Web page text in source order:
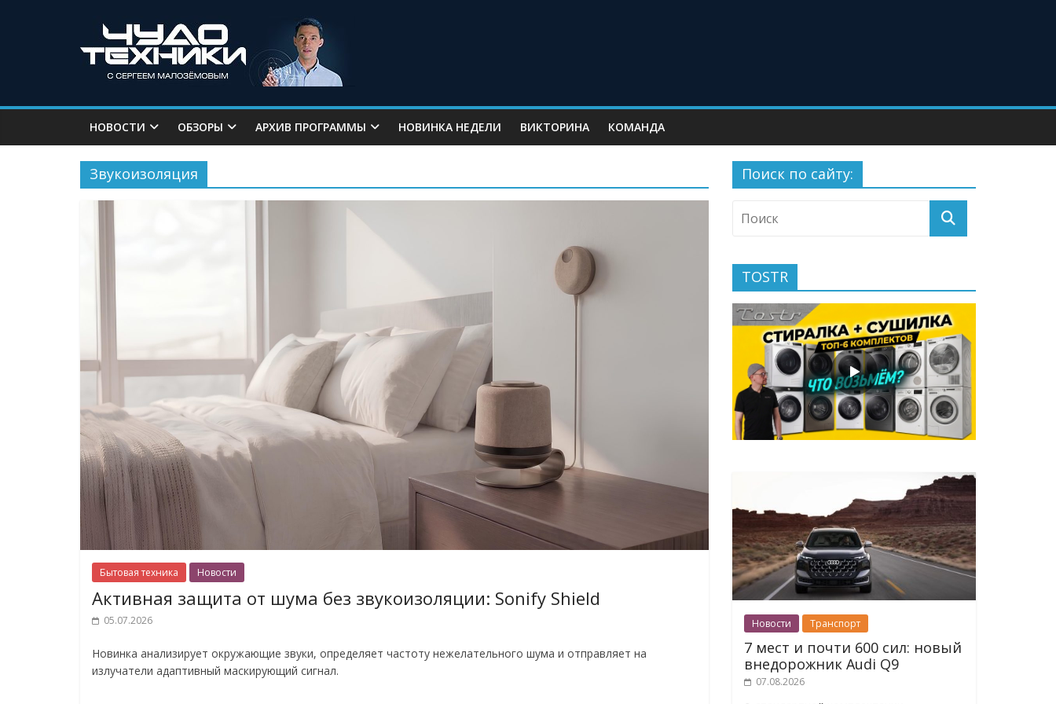
НОВОСТИ ОБЗОРЫ АРХИВ ПРОГРАММЫ НОВИНКА НЕДЕЛИ ВИКТОРИНА КОМАНДА
Звукоизоляция
Бытовая техника Новости
Активная защита от шума без звукоизоляции: Sonify Shield
05.07.2026
Новинка анализирует окружающие звуки, определяет частоту нежелательного шума и отправляет на
излучатели адаптивный маскирующий сигнал.
Поиск по сайту:
TOSTR
Новости Транспорт
7 мест и почти 600 сил: новый
внедорожник Audi Q9
07.08.2026